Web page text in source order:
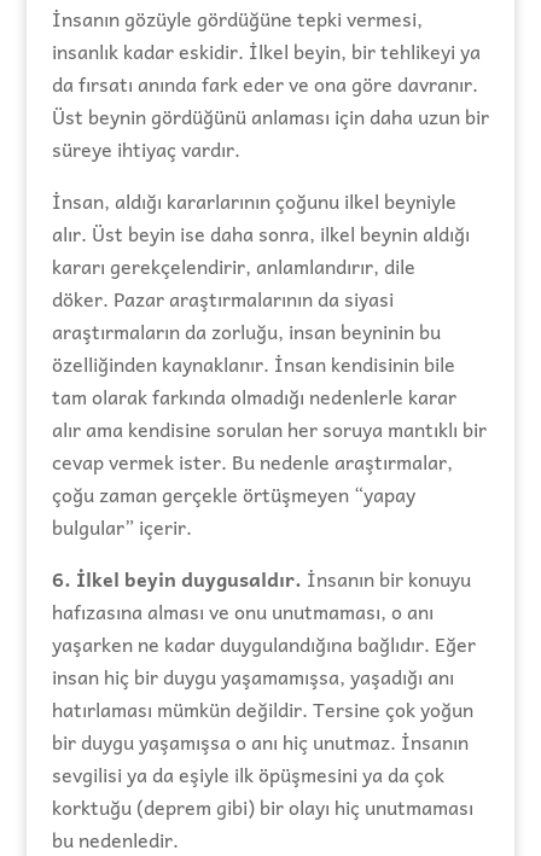
İnsanın gözüyle gördüğüne tepki vermesi,
insanlık kadar eskidir. İlkel beyin, bir tehlikeyi ya
da fırsatı anında fark eder ve ona göre davranır.
Üst beynin gördüğünü anlaması için daha uzun bir
süreye ihtiyaç vardır.
İnsan, aldığı kararlarının çoğunu ilkel beyniyle
alır. Üst beyin ise daha sonra, ilkel beynin aldığı
kararı gerekçelendirir, anlamlandırır, dile
döker. Pazar araştırmalarının da siyasi
araştırmaların da zorluğu, insan beyninin bu
özelliğinden kaynaklanır. İnsan kendisinin bile
tam olarak farkında olmadığı nedenlerle karar
alır ama kendisine sorulan her soruya mantıklı bir
cevap vermek ister. Bu nedenle araştırmalar,
çoğu zaman gerçekle örtüşmeyen “yapay
bulgular” içerir.
6. İlkel beyin duygusaldır. İnsanın bir konuyu
hafızasına alması ve onu unutmaması, o anı
yaşarken ne kadar duygulandığına bağlıdır. Eğer
insan hiç bir duygu yaşamamışsa, yaşadığı anı
hatırlaması mümkün değildir. Tersine çok yoğun
bir duygu yaşamışsa o anı hiç unutmaz. İnsanın
sevgilisi ya da eşiyle ilk öpüşmesini ya da çok
korktuğu (deprem gibi) bir olayı hiç unutmaması
bu nedenledir.